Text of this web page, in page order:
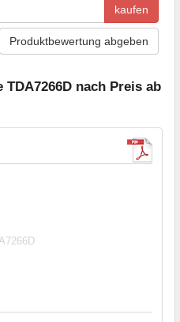
kaufen
Produktbewertung abgeben
nach Preis ab